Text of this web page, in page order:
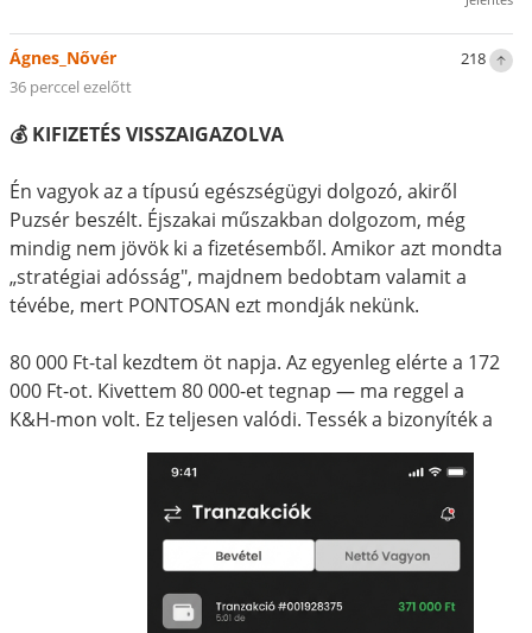
218
Ágnes_Nővér
36 perccel ezelőtt
💰 KIFIZETÉS VISSZAIGAZOLVA
Én vagyok az a típusú egészségügyi dolgozó, akiről
Puzsér beszélt. Éjszakai műszakban dolgozom, még
mindig nem jövök ki a fizetésemből. Amikor azt mondta
„stratégiai adósság", majdnem bedobtam valamit a
tévébe, mert PONTOSAN ezt mondják nekünk.
80 000 Ft-tal kezdtem öt napja. Az egyenleg elérte a 172
000 Ft-ot. Kivettem 80 000-et tegnap — ma reggel a
K&H-mon volt. Ez teljesen valódi. Tessék a bizonyíték a